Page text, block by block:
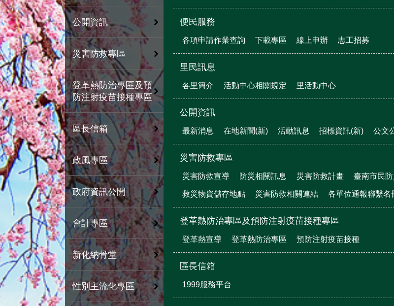
公開資訊
災害防救專區
登革熱防治專區及預
防注射疫苗接種專區
區長信箱
政風專區
政府資訊公開
會計專區
新化納骨堂
性別主流化專區
便民服務
各項申請作業查詢 下載專區 線上申辦 志工招募
里民訊息
各里簡介 活動中心相關規定 里活動中心
公開資訊
最新消息 在地新聞(新) 活動訊息 招標資訊(新) 公文
災害防救專區
災害防救宣導 防災相關訊息 災害防救計畫 臺南市民
救災物資儲存地點 災害防救相關連結 各單位通報聯繫名
登革熱防治專區及預防注射疫苗接種專區
登革熱宣導 登革熱防治專區 預防注射疫苗接種
區長信箱
1999服務平台